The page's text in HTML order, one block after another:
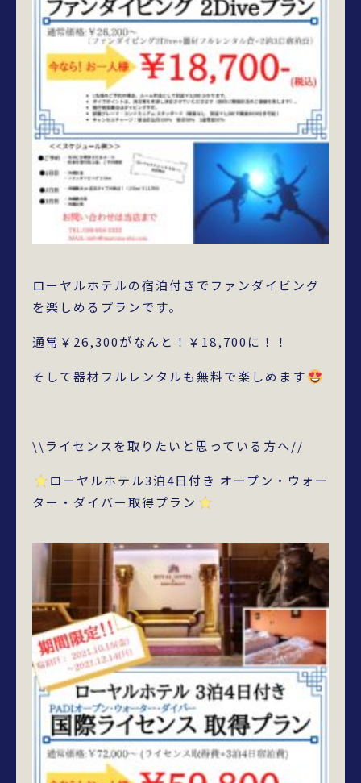
ローヤルホテルの宿泊付きでファンダイビング
を楽しめるプランです。
通常￥26,300がなんと！￥18,700に！！
そして器材フルレンタルも無料で楽しめます
\\ライセンスを取りたいと思っている方へ//
ローヤルホテル3泊4日付き オープン・ウォー
ター・ダイバー取得プラン